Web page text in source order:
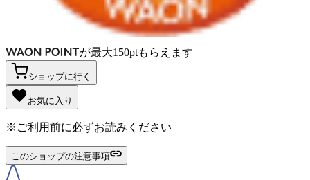
が最大150ptもらえます
ショップに行く
お気に入り
※ご利用前に必ずお読みください
このショップの注意事項